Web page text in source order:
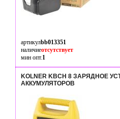
артикулbb013351
наличиеотсутствует
мин опт.1
KOLNER KBCН 8 ЗАРЯДНОЕ
АККУМУЛЯТОРОВ